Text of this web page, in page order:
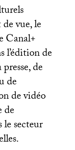
vue, le
Canal+
l’édition de
de
de
de vidéo
de
secteur